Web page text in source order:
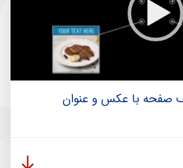
با عکس و عنوان